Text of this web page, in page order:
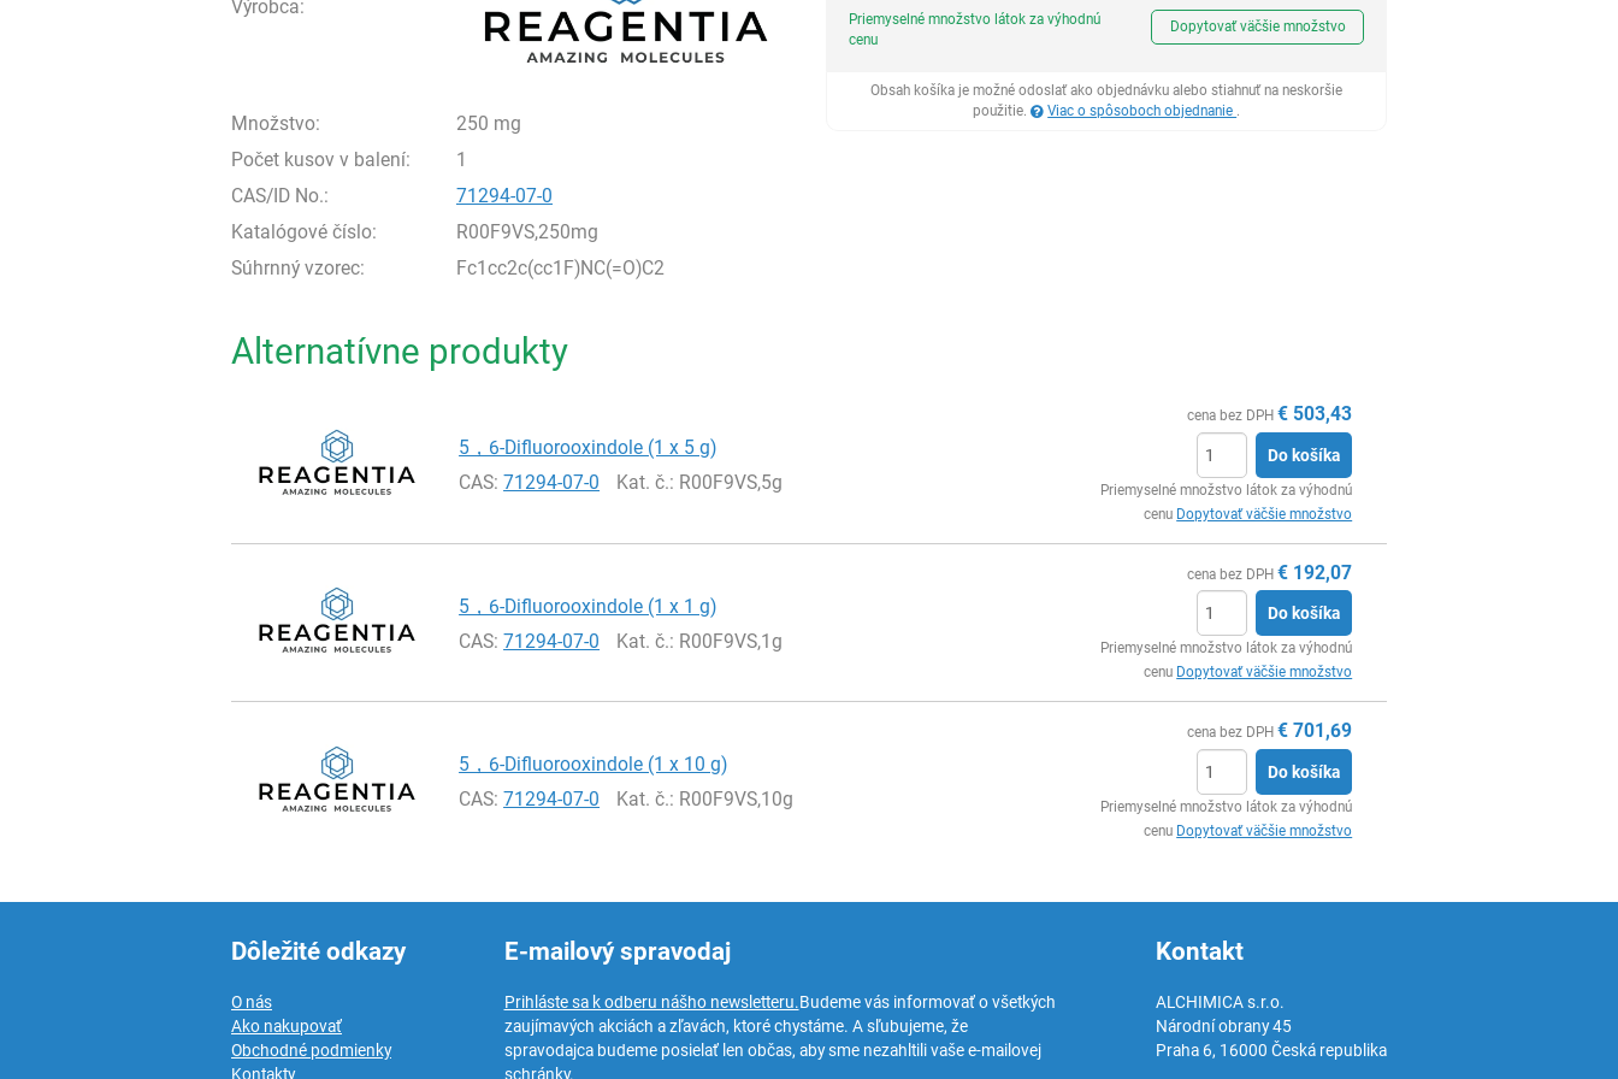
Výrobca:
Množstvo:
250 mg
Počet kusov v balení:
1
CAS/ID No.:
71294-07-0
Katalógové číslo:
R00F9VS,250mg
Súhrnný vzorec:
Fc1cc2c(cc1F)NC(=O)C2
Ks
Priemyselné množstvo látok za výhodnú
cenu
Dopytovať väčšie množstvo
Obsah košíka je možné odoslať ako objednávku alebo stiahnuť na neskoršie
použitie.
Viac o spôsoboch objednanie .
Alternatívne produkty
5，6-Difluorooxindole (1 x 5 g)
CAS:71294-07-0 Kat. č.: R00F9VS,5g
cena bez DPH € 503,43
Do košíka
Priemyselné množstvo látok za výhodnú
cenu Dopytovať väčšie množstvo
5，6-Difluorooxindole (1 x 1 g)
CAS:71294-07-0 Kat. č.: R00F9VS,1g
cena bez DPH € 192,07
Do košíka
Priemyselné množstvo látok za výhodnú
cenu Dopytovať väčšie množstvo
5，6-Difluorooxindole (1 x 10 g)
CAS:71294-07-0 Kat. č.: R00F9VS,10g
cena bez DPH € 701,69
Do košíka
Priemyselné množstvo látok za výhodnú
cenu Dopytovať väčšie množstvo
Dôležité odkazy
O nás
Ako nakupovať
Obchodné podmienky
Kontakty
E-mailový spravodaj
Prihláste sa k odberu nášho newsletteru.Budeme vás informovať o všetkých
zaujímavých akciách a zľavách, ktoré chystáme. A sľubujeme, že
spravodajca budeme posielať len občas, aby sme nezahltili vaše e-mailovej
schránky.
Kontakt
ALCHIMICA s.r.o.
Národní obrany 45
Praha 6, 16000 Česká republika